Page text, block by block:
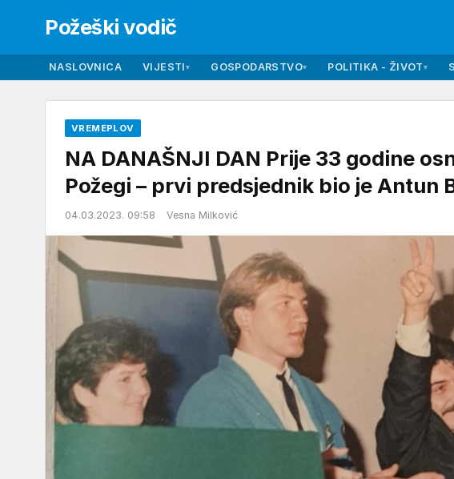
Požeški vodič
NASLOVNICA VIJESTI▾ GOSPODARSTVO▾ POLITIKA - ŽIVOT▾
VREMEPLOV
NA DANAŠNJI DAN Prije 33 godine
Požegi – prvi predsjednik bio je Antun
04.03.2023. 09:58 Vesna Milković